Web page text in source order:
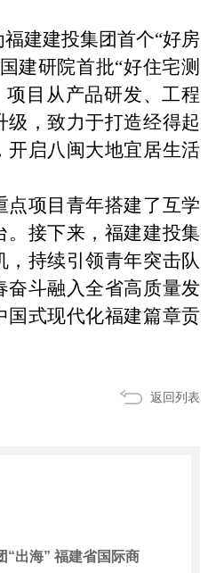
建建投集团首个“好房
建研院首批“好住宅测
项目从产品研发、工程
，致力于打造经得起
开启八闽大地宜居生活
点项目青年搭建了互学
。接下来，福建建投集
，持续引领青年突击队
奋斗融入全省高质量发
国式现代化福建篇章贡
返回列表
“出海” 福建省国际商